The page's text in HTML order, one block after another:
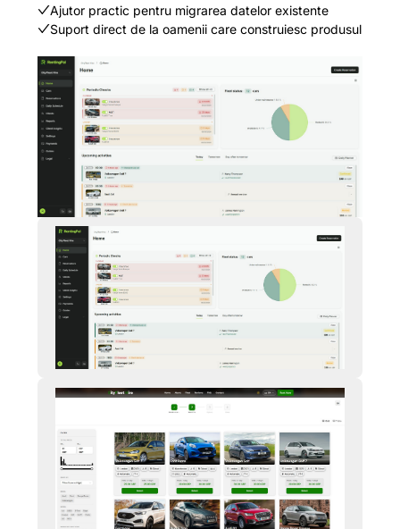
Ajutor practic pentru migrarea datelor existente
Suport direct de la oamenii care construiesc produsul